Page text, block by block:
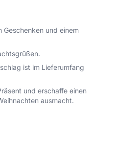
und einem
ist im Lieferumfang
und erschaffe einen
ausmacht.